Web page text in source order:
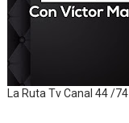
La Ruta Tv Canal 44 /74